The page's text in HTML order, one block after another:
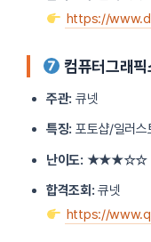
https://
컴퓨터그래
주관: 큐넷
특징: 포토샵/일러스
난이도: ★★★☆☆
합격조회: 큐넷
https://